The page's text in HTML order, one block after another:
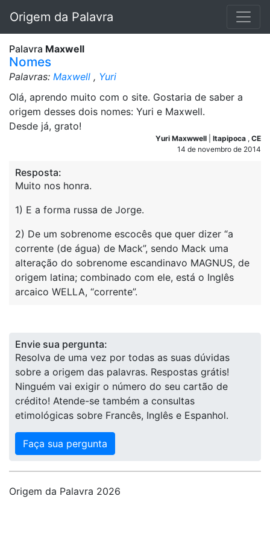
Origem da Palavra
Palavra Maxwell
Nomes
Palavras: Maxwell , Yuri
Olá, aprendo muito com o site. Gostaria de saber a
origem desses dois nomes: Yuri e Maxwell.
Desde já, grato!
Yuri Maxwwell Itapipoca , CE
14 de novembro de 2014
Resposta:
Muito nos honra.
1) E a forma russa de Jorge.
2) De um sobrenome escocês que quer dizer “a
corrente (de água) de Mack”, sendo Mack uma
alteração do sobrenome escandinavo MAGNUS, de
origem latina; combinado com ele, está o Inglês
arcaico WELLA, “corrente”.
Envie sua pergunta:
Resolva de uma vez por todas as suas dúvidas
sobre a origem das palavras. Respostas grátis!
Ninguém vai exigir o número do seu cartão de
crédito! Atende-se também a consultas
etimológicas sobre Francês, Inglês e Espanhol.
Faça sua pergunta
Origem da Palavra 2026